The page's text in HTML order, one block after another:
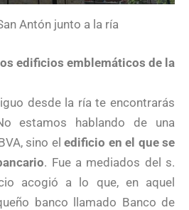
Antón junto a la ría
edificios emblemáticos de la
desde la ría te encontrarás
estamos hablando de una
sino el edificio en el que se
. Fue a mediados del s.
acogió a lo que, en aquel
banco llamado Banco de